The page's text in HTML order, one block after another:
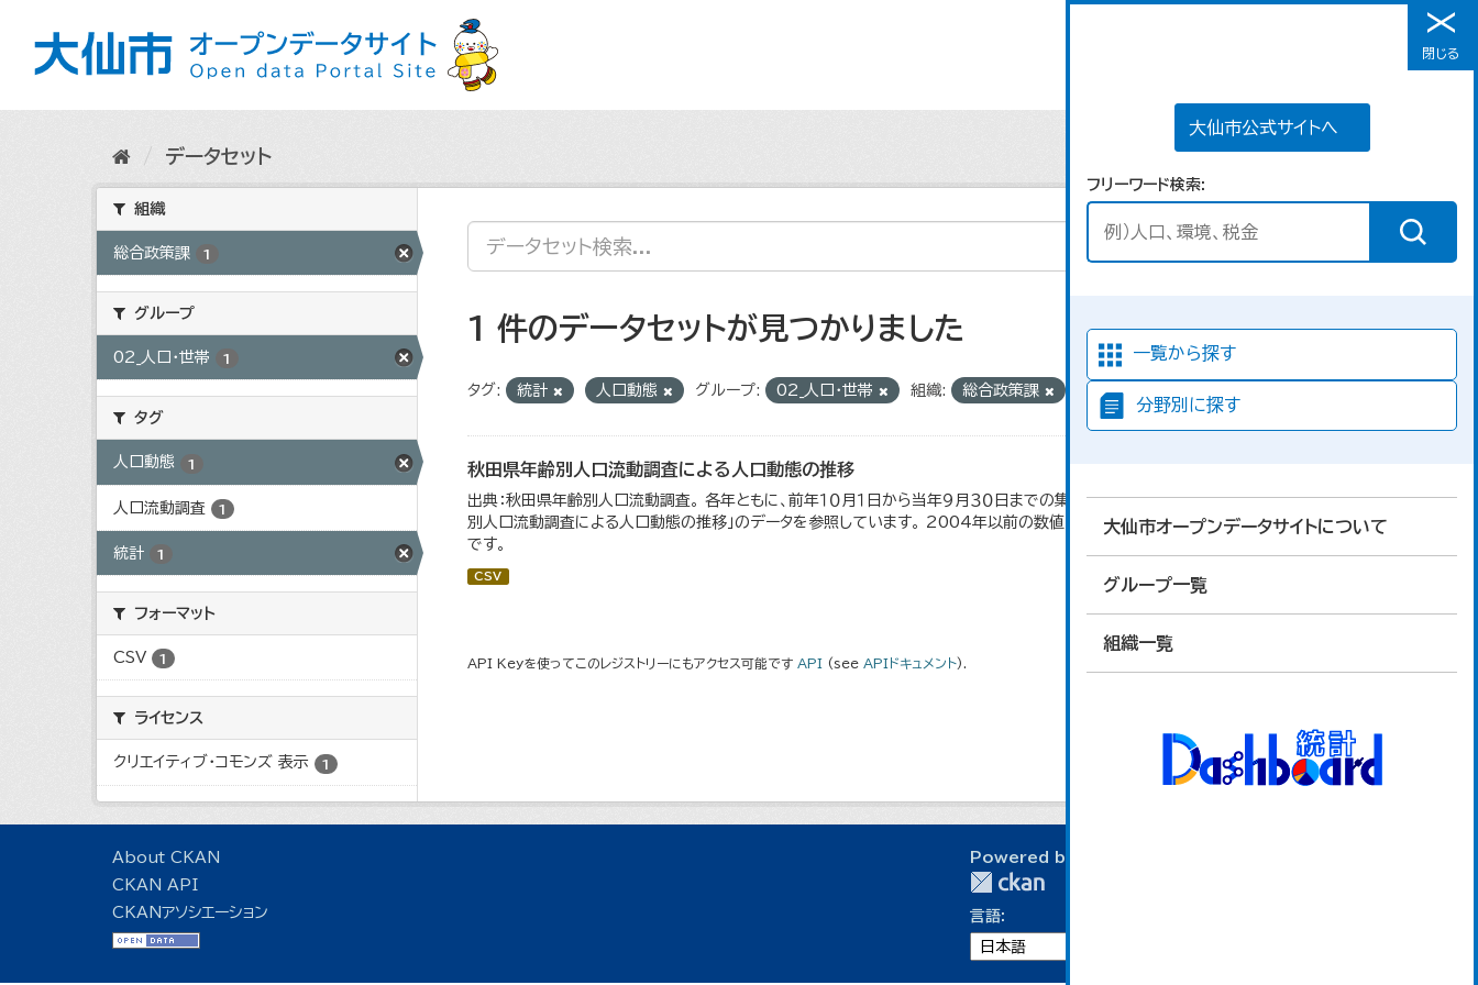
メニュー
大仙市公式サイトへ
フリーワード検索
一覧から探す
分野別に探す
大仙市オープンデータサイトについて
グループ一覧
組織一覧
閉じる
データセット
組織
総合政策課 1
グループ
02_人口・世帯 1
タグ
人口動態 1
人口流動調査 1
統計 1
フォーマット
CSV 1
ライセンス
クリエイティブ・コモンズ 表示 1
1 件のデータセットが見つかりました
タグ: 統計 人口動態 グループ: 02_人口・世帯 組織: 総合政策課
秋田県年齢別人口流動調査による人口動態の推移
出典：秋田県年齢別人口流動調査。 各年ともに、前年１０月１日から当年９月３０日までの集計。 大仙市の統計「2-10 秋田県年齢
別人口流動調査による人口動態の推移」のデータを参照しています。 2004年以前の数値は合併前市町村の数値を合算したもの
です。
CSV
API Keyを使ってこのレジストリーにもアクセス可能です API (see APIドキュメント).
About CKAN
CKAN API
CKANアソシエーション
Powered by
言語